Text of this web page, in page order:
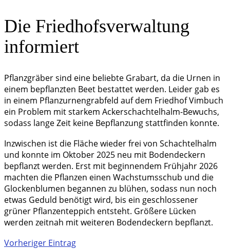
Die Friedhofsverwaltung
informiert
Pflanzgräber sind eine beliebte Grabart, da die Urnen in
einem bepflanzten Beet bestattet werden. Leider gab es
in einem Pflanzurnengrabfeld auf dem Friedhof Vimbuch
ein Problem mit starkem Ackerschachtelhalm-Bewuchs,
sodass lange Zeit keine Bepflanzung stattfinden konnte.
Inzwischen ist die Fläche wieder frei von Schachtelhalm
und konnte im Oktober 2025 neu mit Bodendeckern
bepflanzt werden. Erst mit beginnendem Frühjahr 2026
machten die Pflanzen einen Wachstumsschub und die
Glockenblumen begannen zu blühen, sodass nun noch
etwas Geduld benötigt wird, bis ein geschlossener
grüner Pflanzenteppich entsteht. Größere Lücken
werden zeitnah mit weiteren Bodendeckern bepflanzt.
Vorheriger Eintrag